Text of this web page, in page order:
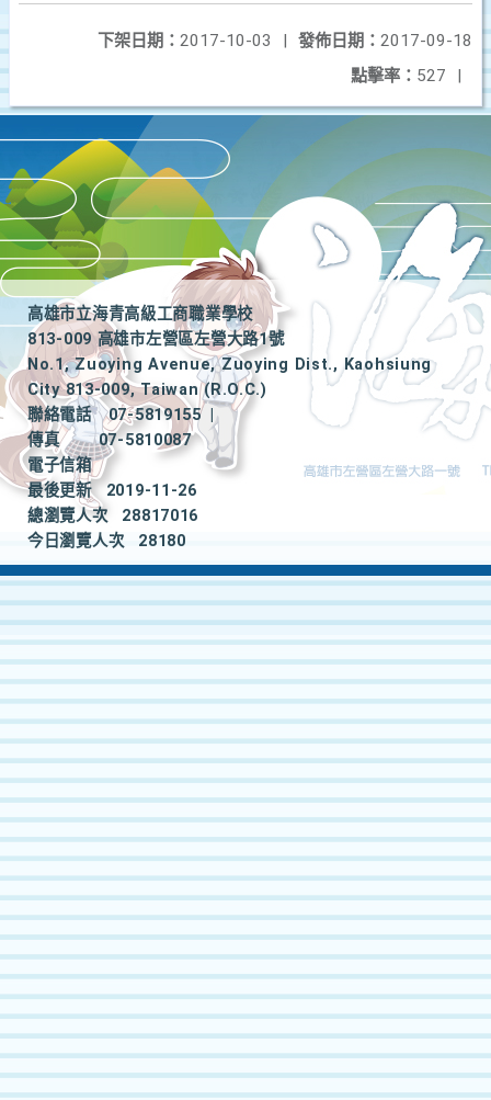
發佈日期： 2017-09-18
下架日期： 2017-10-03
|
點擊率： 527 |
高雄市立海青高級工商職業學校
813-009 高雄市左營區左營大路1號
No.1, Zuoying Avenue, Zuoying Dist., Kaohsiung
City 813-009, Taiwan (R.O.C.)
聯絡電話
07-5819155
|
傳真
07-5810087
電子信箱
最後更新
2019-11-26
總瀏覽人次
28817016
今日瀏覽人次
28180